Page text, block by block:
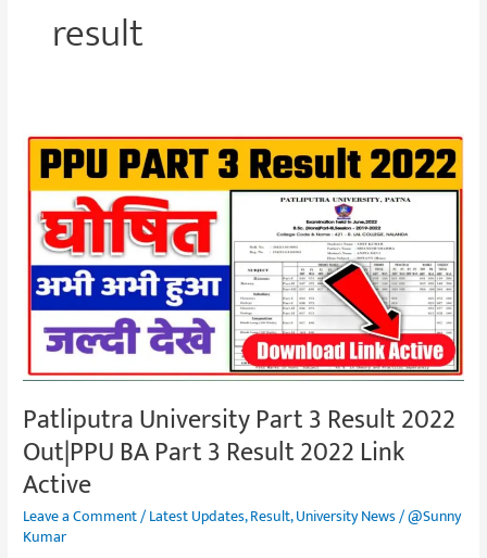
result
Patliputra University Part 3 Result 2022
Out|PPU BA Part 3 Result 2022 Link
Active
Leave a Comment/Latest Updates,Result,University News/@Sunny
Kumar
Patliputra
University
Part
Result
2022
Out|PPU
Result
2022
Link
Active